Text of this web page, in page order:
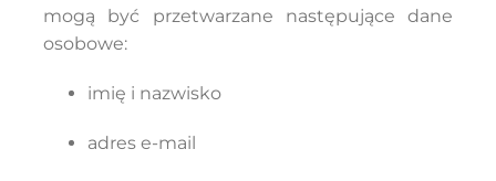
mogą być przetwarzane następujące dane
osobowe:
imię i nazwisko
adres e-mail